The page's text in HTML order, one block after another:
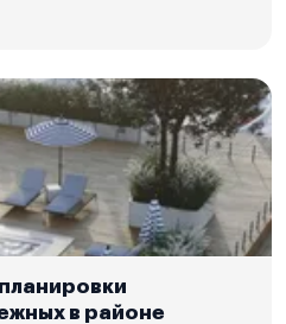
в районе